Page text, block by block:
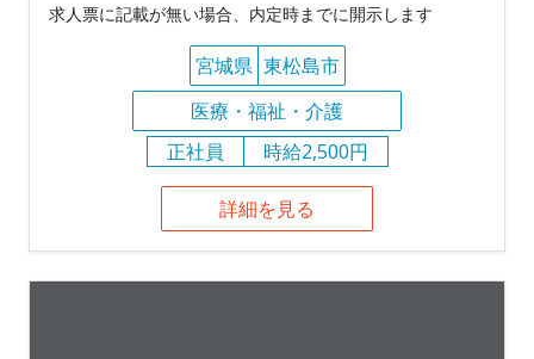
求人票に記載が無い場合、内定時までに開示します
宮城県 東松島市
医療・福祉・介護
正社員
時給2,500円
詳細を見る